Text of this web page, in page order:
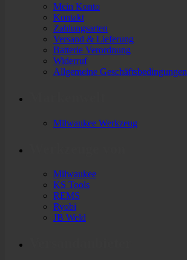
Mein Konto
Kontakt
Zahlungsarten
Versand & Lieferung
Batterie Verordnung
Widerruf
Allgemeine Geschäftsbedingungen
Milwaukee Werkzeug
Milwaukee
KS Tools
REMS
Ryobi
JB Weld